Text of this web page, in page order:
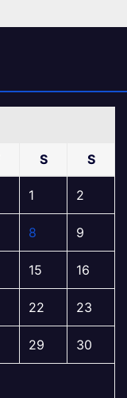
S S
1 2
8 9
15 16
22 23
29 30